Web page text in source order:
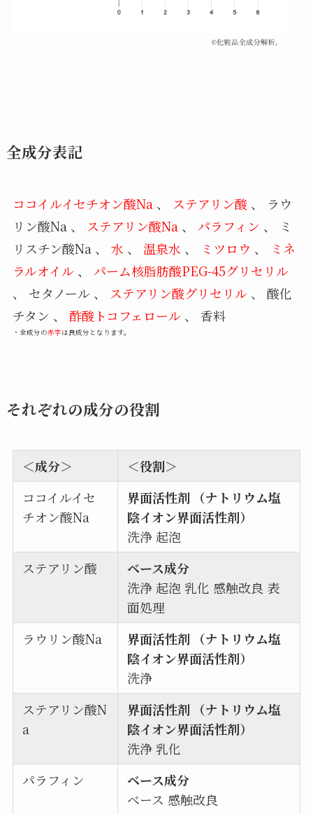
全成分表記
ココイルイセチオン酸Na 、 ステアリン酸 、 ラウ
リン酸Na 、 ステアリン酸Na 、 パラフィン 、 ミ
リスチン酸Na 、 水 、 温泉水 、 ミツロウ 、
ミネ
ラルオイル 、 パーム核脂肪酸PEG-45グリセリル
、 セタノール 、 ステアリン酸グリセリル 、 酸化
チタン 、 酢酸トコフェロール 、 香料
・全成分の赤字は良成分となります。
それぞれの成分の役割
＜成分＞
＜役割＞
ココイルイセ
チオン酸Na
界面活性剤 （ナトリウム塩
陰イオン界面活性剤）
洗浄 起泡
ステアリン酸
ベース成分
洗浄 起泡 乳化 感触改良 表
面処理
ラウリン酸Na
界面活性剤 （ナトリウム塩
陰イオン界面活性剤）
洗浄
ステアリン酸N
a
界面活性剤 （ナトリウム塩
陰イオン界面活性剤）
洗浄 乳化
パラフィン
ベース成分
ベース 感触改良